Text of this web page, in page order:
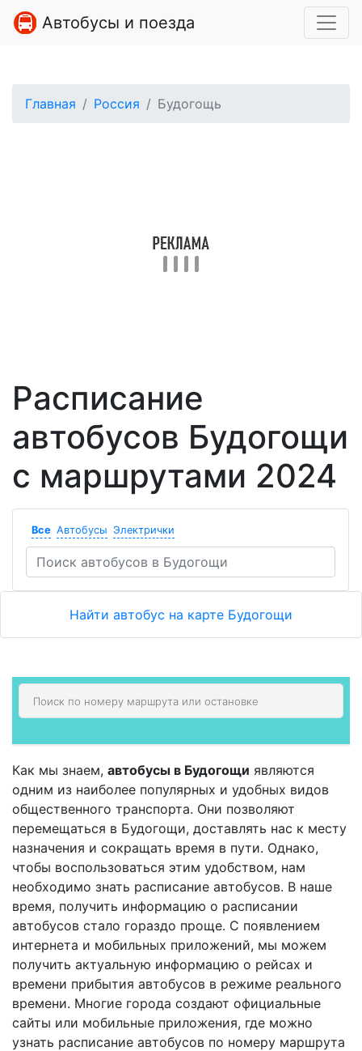
Автобусы и поезда
Главная Россия Будогощь
Расписание
автобусов Будогощи
с маршрутами 2024
Все Автобусы Электрички
Найти автобус на карте Будогощи
Как мы знаем, автобусы в Будогощи являются
одним из наиболее популярных и удобных видов
общественного транспорта. Они позволяют
перемещаться в Будогощи, доставлять нас к месту
назначения и сокращать время в пути. Однако,
чтобы воспользоваться этим удобством, нам
необходимо знать расписание автобусов. В наше
время, получить информацию о расписании
автобусов стало гораздо проще. С появлением
интернета и мобильных приложений, мы можем
получить актуальную информацию о рейсах и
времени прибытия автобусов в режиме реального
времени. Многие города создают официальные
сайты или мобильные приложения, где можно
узнать расписание автобусов по номеру маршрута